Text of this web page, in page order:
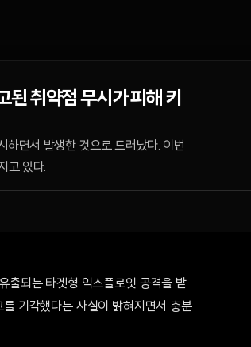
취약점 무시가 피해 키
면서 발생한 것으로 드러났다. 이번
고 있다.
되는 타겟형 익스플로잇 공격을 받
기각했다는 사실이 밝혀지면서 충분